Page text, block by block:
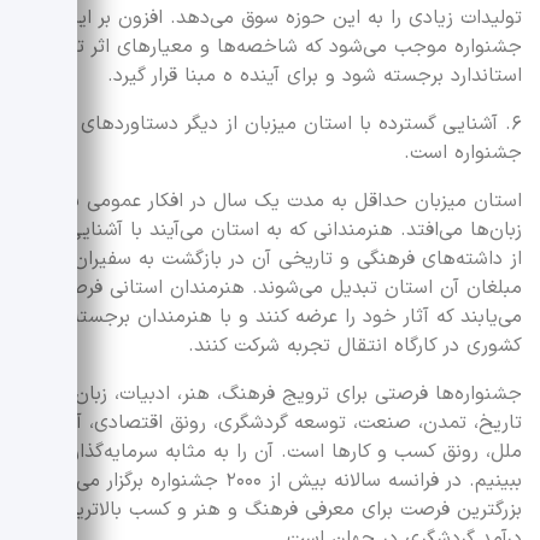
تولیدات زیادی را به این حوزه سوق می‌دهد. افزون بر این
جشنواره موجب می‌شود که شاخصه‌ها و معیارهای اثر تراز و
استاندارد برجسته شود و برای آینده ه مبنا قرار گیرد.
۶. آشنایی گسترده با استان میزبان از دیگر دستاوردهای
جشنواره است.
استان میزبان حداقل به مدت یک سال در افکار عمومی بر سر
زبان‌ها می‌افتد. هنرمندانی که به استان می‌آیند با آشنایی بهتر
از داشته‌های فرهنگی و تاریخی آن در بازگشت به سفیران و
مبلغان آن استان تبدیل می‌شوند. هنرمندان استانی فرصتی
می‌یابند که آثار خود را عرضه کنند و با هنرمندان برجسته
کشوری در کارگاه انتقال تجربه شرکت کنند.
جشنواره‌ها فرصتی برای ترویج فرهنگ، هنر، ادبیات، زبان،
تاریخ، تمدن، صنعت، توسعه گردشگری، رونق اقتصادی، آشنایی
ملل، رونق کسب و کارها است. آن را به مثابه سرمایه‌گذاری
ببینیم. در فرانسه سالانه بیش از ۲۰۰۰ جشنواره برگزار می‌شود که
بزرگترین فرصت برای معرفی فرهنگ و هنر و کسب بالاترین